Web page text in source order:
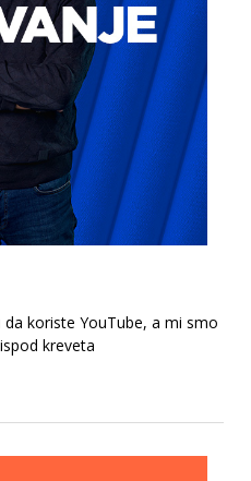
koriste YouTube, a mi smo
kreveta